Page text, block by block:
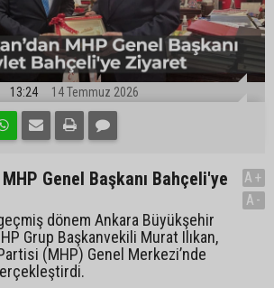
13:24 14 Temmuz 2026
MHP Genel Başkanı Bahçeli'ye
dönem Ankara Büyükşehir
Grup Başkanvekili Murat Ilıkan,
(MHP) Genel Merkezi’nde
A+
A-